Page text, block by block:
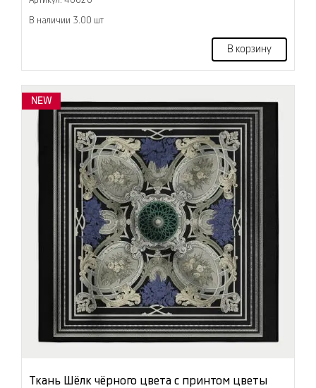
В наличии 3.00 шт
В корзину
NEW
Ткань Шёлк чёрного цвета с принтом цветы